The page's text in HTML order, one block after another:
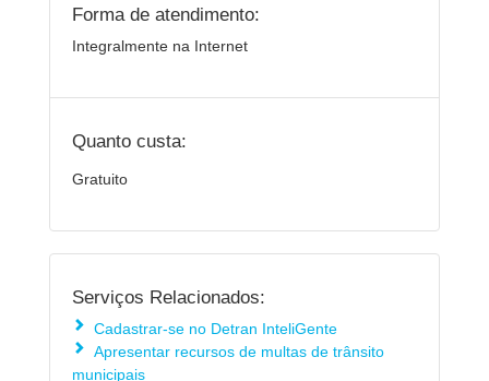
Forma de atendimento:
Integralmente na Internet
Quanto custa:
Gratuito
Serviços Relacionados:
Cadastrar-se no Detran InteliGente
Apresentar recursos de multas de trânsito
municipais